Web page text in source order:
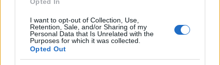
I want to opt-out of Collection, Use,
Retention, Sale, and/or Sharing of my
Personal Data that Is Unrelated with the
Purposes for which it was collected.
Opted Out